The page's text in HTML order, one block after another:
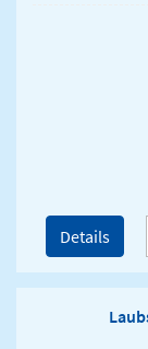
Details